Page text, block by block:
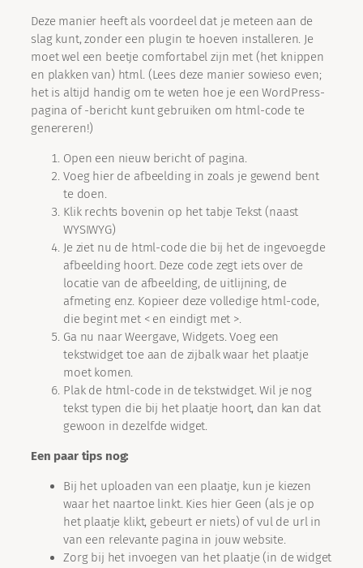
Deze manier heeft als voordeel dat je meteen aan de
slag kunt, zonder een plugin te hoeven installeren. Je
moet wel een beetje comfortabel zijn met (het knippen
en plakken van) html. (Lees deze manier sowieso even;
het is altijd handig om te weten hoe je een WordPress-
pagina of -bericht kunt gebruiken om html-code te
genereren!)
Open een nieuw bericht of pagina.
Voeg hier de afbeelding in zoals je gewend bent
te doen.
Klik rechts bovenin op het tabje Tekst (naast
WYSIWYG)
Je ziet nu de html-code die bij het de ingevoegde
afbeelding hoort. Deze code zegt iets over de
locatie van de afbeelding, de uitlijning, de
afmeting enz. Kopieer deze volledige html-code,
die begint met < en eindigt met >.
Ga nu naar Weergave, Widgets. Voeg een
tekstwidget toe aan de zijbalk waar het plaatje
moet komen.
Plak de html-code in de tekstwidget. Wil je nog
tekst typen die bij het plaatje hoort, dan kan dat
gewoon in dezelfde widget.
Een paar tips nog:
Bij het uploaden van een plaatje, kun je kiezen
waar het naartoe linkt. Kies hier Geen (als je op
het plaatje klikt, gebeurt er niets) of vul de url in
van een relevante pagina in jouw website.
Zorg bij het invoegen van het plaatje (in de widget